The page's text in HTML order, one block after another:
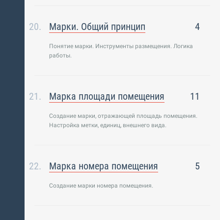
Марки. Общий принцип 4
Понятие марки. Инструменты размещения. Логика
работы.
Марка площади помещения 11
Создание марки, отражающей площадь помещения.
Настройка метки, единиц, внешнего вида.
Марка номера помещения 5
Создание марки номера помещения.